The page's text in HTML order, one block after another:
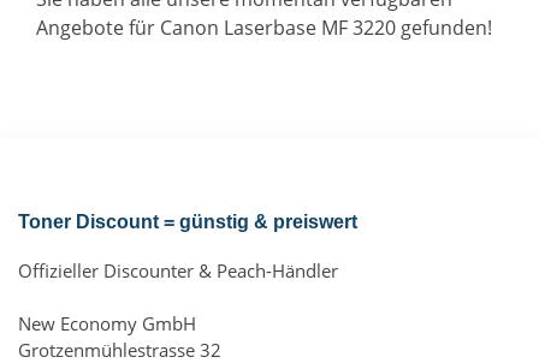
Angebote für Canon Laserbase MF 3220 gefunden!
Toner Discount = günstig & preiswert
Offizieller Discounter & Peach-Händler
New Economy GmbH
Grotzenmühlestrasse 32